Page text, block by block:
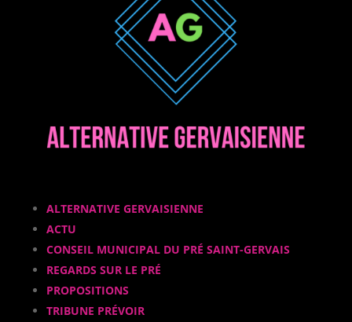
ALTERNATIVE GERVAISIENNE
ACTU
CONSEIL MUNICIPAL DU PRÉ SAINT-GERVAIS
REGARDS SUR LE PRÉ
PROPOSITIONS
TRIBUNE PRÉVOIR